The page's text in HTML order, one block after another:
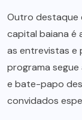
Outro destaque
capital baiana é
as entrevistas e
programa
e bate-papo
convidados